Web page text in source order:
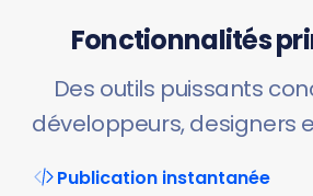
Fonctionnalités
Des outils puissants
développeurs, designers
Publication instantanée